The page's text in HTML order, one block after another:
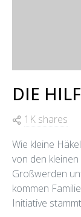
DIE
1K shares
Wie kleine
von den
Großwerden
kommen
Initiative